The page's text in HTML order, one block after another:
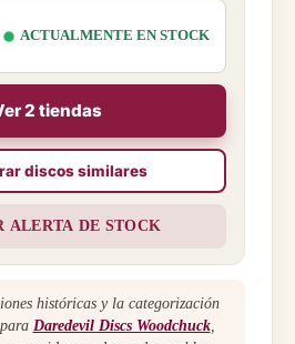
ACTUALMENTE EN STOCK
2 tiendas
discos similares
ALERTA DE STOCK
históricas y la categorización
Daredevil Discs Woodchuck,